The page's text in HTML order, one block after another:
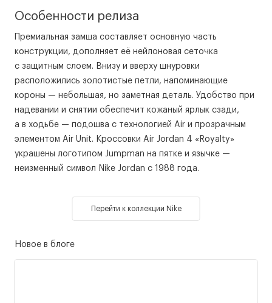
Особенности релиза
Премиальная замша составляет основную часть
конструкции, дополняет её нейлоновая сеточка
с защитным слоем. Внизу и вверху шнуровки
расположились золотистые петли, напоминающие
короны — небольшая, но заметная деталь. Удобство при
надевании и снятии обеспечит кожаный ярлык сзади,
а в ходьбе — подошва с технологией Air и прозрачным
элементом Air Unit. Кроссовки Air Jordan 4 «Royalty»
украшены логотипом Jumpman на пятке и язычке —
неизменный символ Nike Jordan с 1988 года.
Перейти к коллекции Nike
Новое в блоге